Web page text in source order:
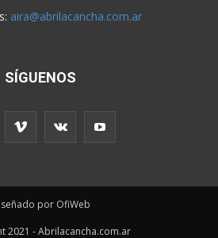
aira@abrilacancha.com.ar
SÍGUENOS
por OfiWeb
2021 - Abrilacancha.com.ar